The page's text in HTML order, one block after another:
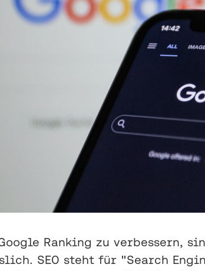
Ranking zu verbessern,
SEO steht für "Search